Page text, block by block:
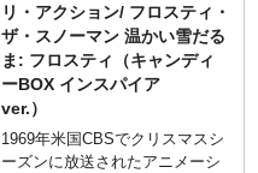
画『大アマゾンの半魚人』より
アマゾンの奥地に住まう怪物ギ
ルマン。
リ・アクション/ フロスティ・
ザ・スノーマン 温かい雪だる
ま: フロスティ（キャンディ
ーBOX インスパイア
ver.）
1969年米国CBSでクリスマスシ
ーズンに放送されたアニメーシ